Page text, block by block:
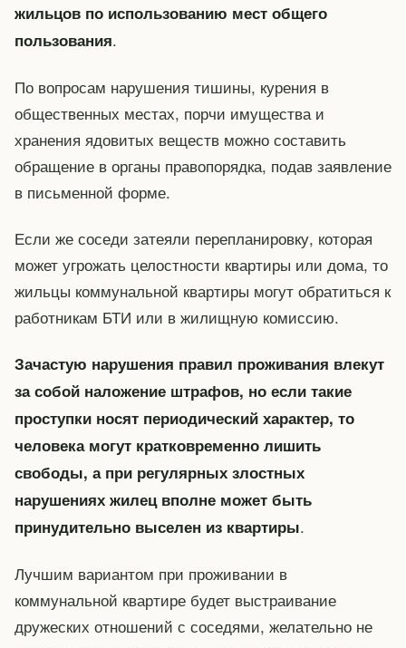
жильцов по использованию мест общего
пользования.
По вопросам нарушения тишины, курения в
общественных местах, порчи имущества и
хранения ядовитых веществ можно составить
обращение в органы правопорядка, подав заявление
в письменной форме.
Если же соседи затеяли перепланировку, которая
может угрожать целостности квартиры или дома, то
жильцы коммунальной квартиры могут обратиться к
работникам БТИ или в жилищную комиссию.
Зачастую нарушения правил проживания влекут
за собой наложение штрафов, но если такие
проступки носят периодический характер, то
человека могут кратковременно лишить
свободы, а при регулярных злостных
нарушениях жилец вполне может быть
принудительно выселен из квартиры.
Лучшим вариантом при проживании в
коммунальной квартире будет выстраивание
дружеских отношений с соседями, желательно не